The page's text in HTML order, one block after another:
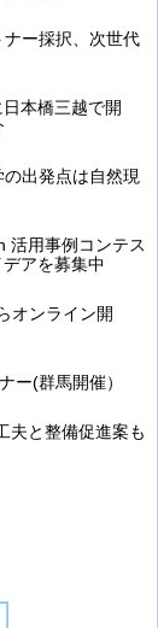
ー採択、次世代
本橋三越で開
出発点は自然現
活用事例コンテス
アを募集中
オンライン開
ー(群馬開催）
夫と整備促進案も